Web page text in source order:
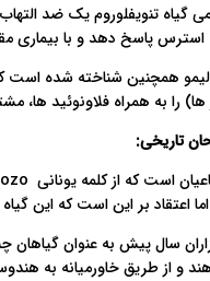
گیاه تنویفلوروم یک ضد
پاسخ دهد و با بیماری
همچنین شناخته شده است
ها) را به همراه فلاونوئید
تاریخی:
اعتقاد بر این است که این
سال پیش به عنوان
و از طریق خاورمیانه به